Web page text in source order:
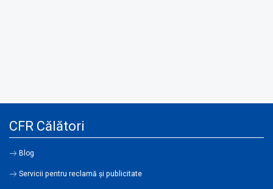
CFR Călători
Blog
Servicii pentru reclamă și publicitate